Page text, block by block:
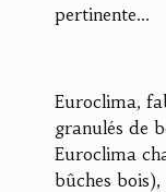
pertinente...
Euroclima,
granulés de
Euroclima
bûches